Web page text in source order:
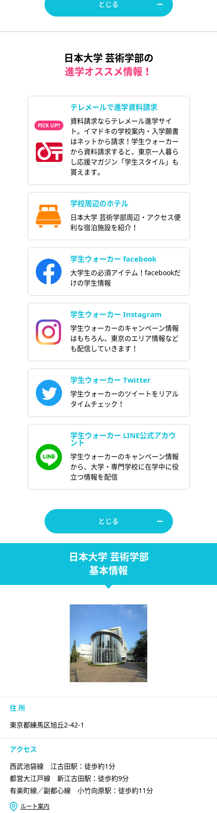
とじる
日本大学 芸術学部の
進学オススメ情報！
テレメールで進学資料請求
資料請求ならテレメール進学サイ
ト。イマドキの学校案内・入学願書
はネットから請求！学生ウォーカー
から資料請求すると、東京一人暮ら
し応援マガジン「学生スタイル」も
貰えます。
学校周辺のホテル
日本大学 芸術学部周辺・アクセス便
利な宿泊施設を紹介！
学生ウォーカー facebook
大学生の必須アイテム！facebookだ
けの学生情報
学生ウォーカー Instagram
学生ウォーカーのキャンペーン情報
はもちろん、東京のエリア情報など
も配信していきます！
学生ウォーカー Twitter
学生ウォーカーのツイートをリアル
タイムチェック！
学生ウォーカー LINE公式アカウ
ント
学生ウォーカーのキャンペーン情報
から、大学・専門学校に在学中に役
立つ情報を配信
とじる
日本大学 芸術学部
基本情報
住 所
東京都練馬区旭丘2-42-1
アクセス
西武池袋線 江古田駅：徒歩約1分
都営大江戸線 新江古田駅：徒歩約9分
有楽町線／副都心線 小竹向原駅：徒歩約11分
ルート案内